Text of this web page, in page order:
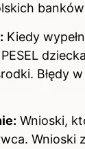
Kiedy
Błędy
Wnioski,
Wnioski